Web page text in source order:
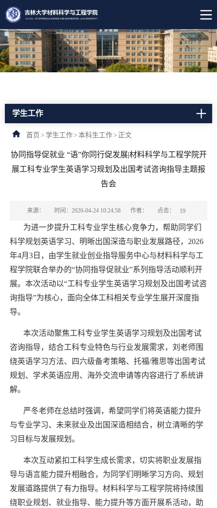
学生工作
首页 > 学生工作> 本科生工作> 正文
协同指导促就业 “语”你同行促发展|材料科学与工程学院开
展工科专业学生英语学习规划及出国考试咨询指导主题报
告会
来源： 时间：2026-04-24 10:24:58 作者： 点击： 19
为进一步提升工科专业学生核心竞争力，帮助同学们
科学规划英语学习、明晰出国深造与职业发展路径，2026
年4月3日，由学生就业创业指导服务中心与材料科学与工
程学院联合举办的“协同指导促就业”系列指导活动顺利开
展。本次活动以“工科专业学生英语学习规划及出国考试咨
询指导”为核心，面向全体工科相关专业学生展开深度指
导。
本次活动聚焦工科专业学生英语学习规划及出国考试
咨询指导，结合工科专业特色与行业发展需求，刘老师围
绕英语学习方法、四六级备考策略、托福/雅思等出国考试
规划、学术英语应用、海外交流申请等内容进行了系统讲
解。
严冬老师在总结时强调，希望同学们将英语能力提升
与专业学习、未来就业及出国深造相结合，树立清晰的学
习目标与发展规划。
本次互动紧扣工科学生成长需求，切实将职业发展指
导与语言能力提升相融合，为同学们明晰学习方向、规划
发展道路提供了有力指导。材料科学与工程学院将持续围
绕职业规划、就业指导、能力提升等方面开展系活动，助